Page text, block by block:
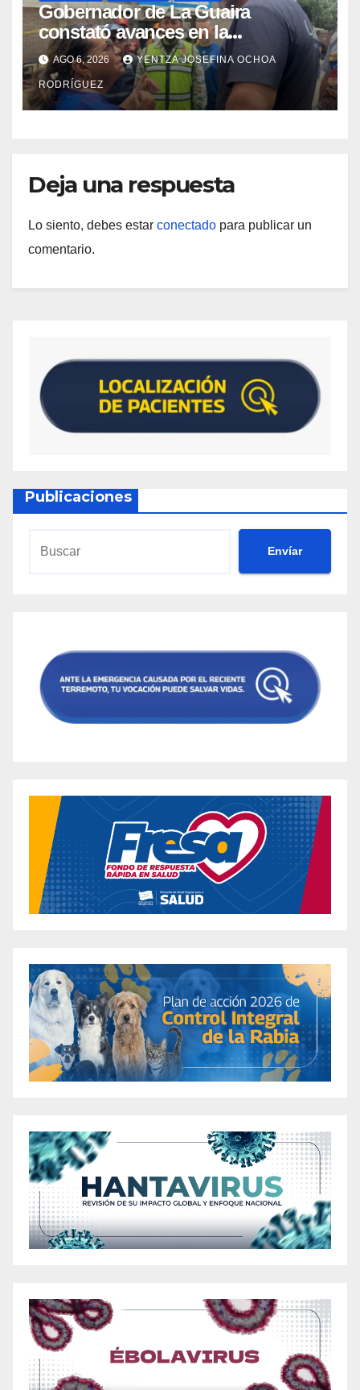
Gobernador de La Guaira
constató avances en la
rehabilitación del Hospitalito de
Catia la Mar
AGO 6, 2026 YENTZA JOSEFINA OCHOA
RODRÍGUEZ
Deja una respuesta
Lo siento, debes estar conectado para publicar un
comentario.
Publicaciones
Envíar